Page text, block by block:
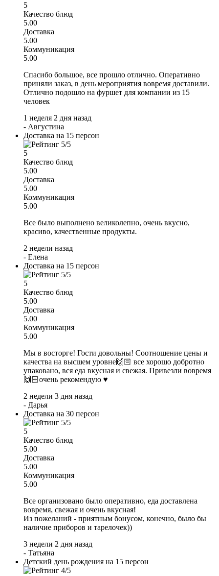
5
Качество блюд
5.00
Доставка
5.00
Коммуникация
5.00
Спасибо большое, все прошло отлично. Оперативно
приняли заказ, в день мероприятия вовремя доставили.
Отлично подошло на фуршет для компании из 15
человек
1 неделя 2 дня назад
- Августина
Доставка на 15 персон
5
Качество блюд
5.00
Доставка
5.00
Коммуникация
5.00
Все было выполнено великолепно, очень вкусно,
красиво, качественные продукты.
2 недели назад
- Елена
Доставка на 15 персон
5
Качество блюд
5.00
Доставка
5.00
Коммуникация
5.00
Мы в восторге! Гости довольны! Соотношение цены и
качества на высшем уровне🙌🏻 все хорошо добротно
упаковано, вся еда вкусная и свежая. Привезли вовремя
🙌🏻очень рекомендую ♥️
2 недели 3 дня назад
- Дарья
Доставка на 30 персон
5
Качество блюд
5.00
Доставка
5.00
Коммуникация
5.00
Все организовано было оперативно, еда доставлена
вовремя, свежая и очень вкусная!
Из пожеланий - приятным бонусом, конечно, было бы
наличие приборов и тарелочек))
3 недели 2 дня назад
- Татьяна
Детский день рождения на 15 персон